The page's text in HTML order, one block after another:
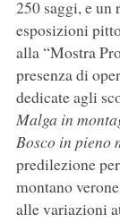
250 saggi, e un
esposizioni
alla “Mostra
presenza di
dedicate agli
Malga in
Bosco in pieno
predilezione
montano
alle variazioni